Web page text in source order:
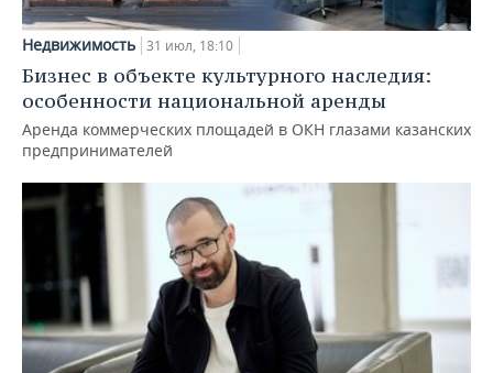
Недвижимость 31 июл, 18:10
Бизнес в объекте культурного наследия:
особенности национальной аренды
Аренда коммерческих площадей в ОКН глазами казанских
предпринимателей